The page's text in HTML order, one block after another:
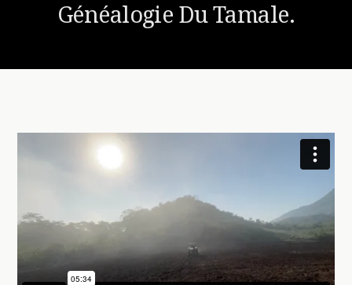
Généalogie Du Tamale.